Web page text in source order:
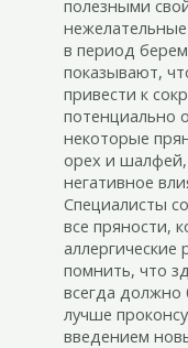
полезными
в период
показывают,
привести к
потенциально
некоторые
орех и шалфей,
негативное
Специалисты
все пряности,
помнить, что
всегда должно
лучше
введением